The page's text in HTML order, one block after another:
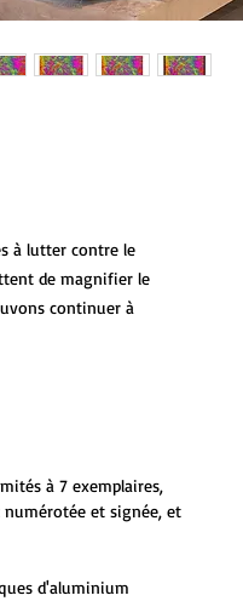
à lutter contre le
de magnifier le
continuer à
à 7 exemplaires,
et signée, et
d'aluminium